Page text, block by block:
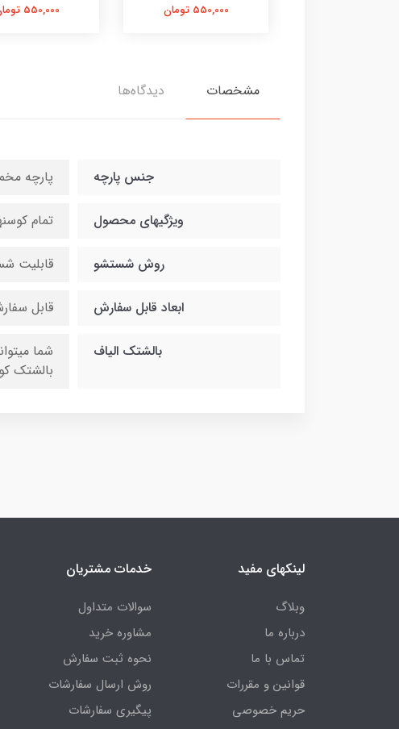
550,000 تومان 550,000 تومان
مشخصات دیدگاه‌ها
جنس پارچه پارچه
ویژگیهای محصول تمام
روش شستشو قابلیت
ابعاد قابل سفارش قابل
بالشتک الیاف
شما
بالشتک
لینکهای مفید
وبلاگ
درباره ما
تماس با ما
قوانین و مقررات
حریم خصوصی
خدمات مشتریان
سوالات متداول
مشاوره خرید
نحوه ثبت سفارش
روش ارسال سفارشات
پیگیری سفارشات